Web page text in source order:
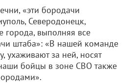
«эти бородачи
Северодонецк,
города, выполняя все
штаба»: «В нашей команде
ухаживают за ней, носят
бойцы в зоне СВО также